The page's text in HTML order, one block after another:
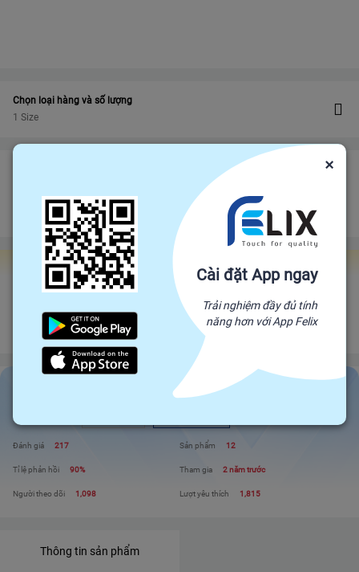
Chọn loại hàng và số lượng
1 Size
bảo vệ đơn hàng felix.store của bạn
Đảm bảo gửi hàng đúng hạn
Chính sách hoàn tiền
Gian hàng Felix Factories
HỘ KINH DOANH ĐỒ ĐỒNG THÀNH PHÁT
Đối tác trực tiếp của Felix, mang sản phẩm trực tiếp từ nhà sản xuất để đến
với người tiêu dùng. Giá cả cạnh tranh - Chất lượng tuyệt đối
HỘ KINH DOANH ĐỒ ĐỒNG THÀNH PHÁT
Đánh giá 217 Sản phẩm 12
Tỉ lệ phản hồi 90% Tham gia 2 năm trước
Người theo dõi 1,098 Lượt yêu thích 1,815
Thông tin sản phẩm
×
Cài đặt App ngay
Trải nghiệm đầy đủ tính
năng hơn với App Felix